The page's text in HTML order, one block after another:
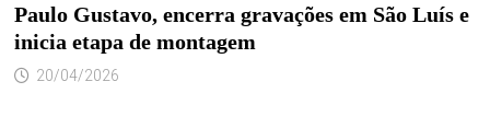
Paulo Gustavo, encerra gravações em São Luís e
inicia etapa de montagem
20/04/2026